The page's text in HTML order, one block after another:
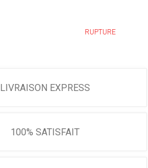
RUPTURE
LIVRAISON EXPRESS
100% SATISFAIT